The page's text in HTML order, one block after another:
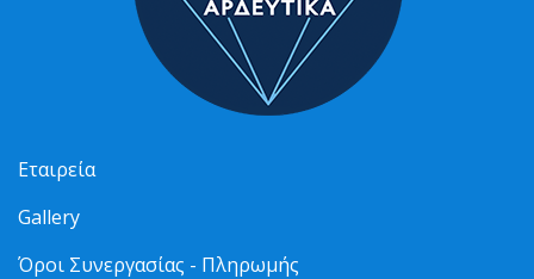
Εταιρεία
Gallery
Όροι Συνεργασίας - Πληρωμής